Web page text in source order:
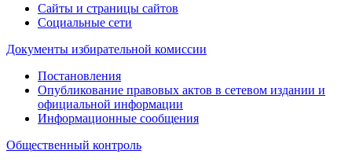
Сайты и страницы сайтов
Социальные сети
Документы избирательной комиссии
Постановления
Опубликование правовых актов в сетевом издании и
официальной информации
Информационные сообщения
Общественный контроль